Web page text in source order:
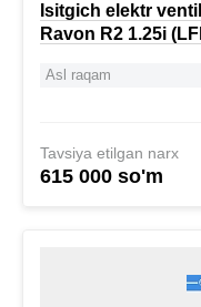
Isitgich elektr
Ravon R2 1.25i
Asl raqam
Tavsiya etilgan narx
615 000 so'm